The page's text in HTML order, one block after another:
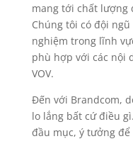
mang tới chất lượng
Chúng tôi có đội
nghiệm trong lĩnh
phù hợp với các nội
VOV.
Đến với Brandcom,
lo lắng bất cứ điều
đầu mục, ý tưởng